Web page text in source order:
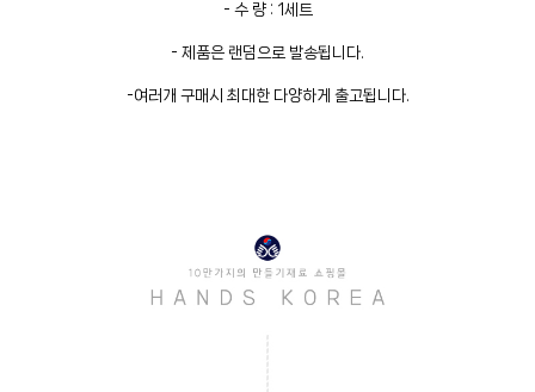
- 수 량 : 1세트
- 제품은 랜덤으로 발송됩니다.
-여러개 구매시 최대한 다양하게 출고됩니다.